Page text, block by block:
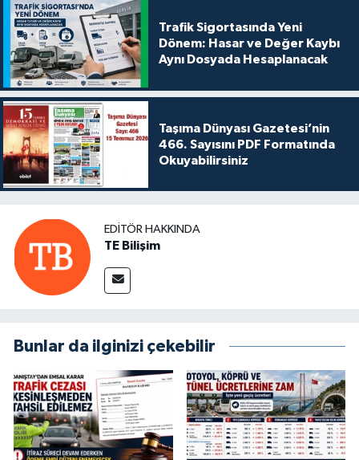
Trafik Sigortasında Yeni
Dönem: Hasar ve Değer Kaybı
Aynı Dosyada Hesaplanacak
Taşıma Dünyası Gazetesi’nin
466. Sayısını PDF Formatında
Okuyabilirsiniz
EDITÖR HAKKINDA
TE Bilişim
Bunlar da ilginizi çekebilir